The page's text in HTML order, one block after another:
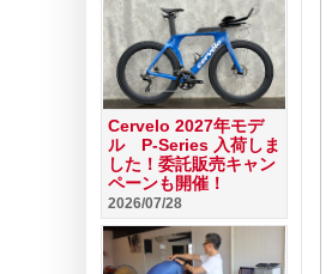
Cervelo 2027年モデ
ル P-Series 入荷しま
した！委託販売キャン
ペーンも開催！
2026/07/28